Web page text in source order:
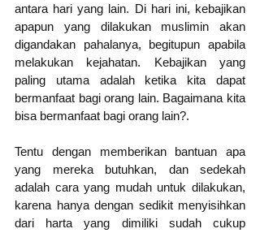
antara hari yang lain. Di hari ini, kebajikan
apapun yang dilakukan muslimin akan
digandakan pahalanya, begitupun apabila
melakukan kejahatan. Kebajikan yang
paling utama adalah ketika kita dapat
bermanfaat bagi orang lain. Bagaimana kita
bisa bermanfaat bagi orang lain?.
Tentu dengan memberikan bantuan apa
yang mereka butuhkan, dan sedekah
adalah cara yang mudah untuk dilakukan,
karena hanya dengan sedikit menyisihkan
dari harta yang dimiliki sudah cukup